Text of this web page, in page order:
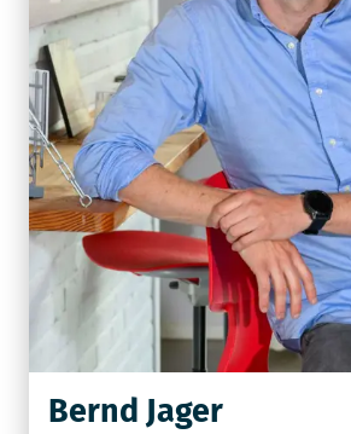
Bernd Jager